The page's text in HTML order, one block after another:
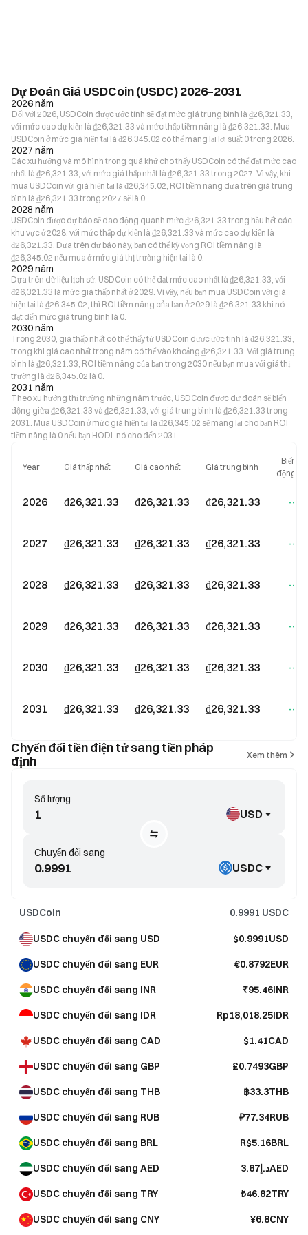
Dự Đoán Giá USDCoin (USDC) 2026–2031
2026 năm
Đối với 2026, USDCoin được ước tính sẽ đạt mức giá trung bình là ₫26,321.33,
với mức cao dự kiến là ₫26,321.33 và mức thấp tiềm năng là ₫26,321.33. Mua
USDCoin ở mức giá hiện tại là ₫26,345.02 có thể mang lại lợi suất 0 trong 2026.
2027 năm
Các xu hướng và mô hình trong quá khứ cho thấy USDCoin có thể đạt mức cao
nhất là ₫26,321.33, với mức giá thấp nhất là ₫26,321.33 trong 2027. Vì vậy, khi
mua USDCoin với giá hiện tại là ₫26,345.02, ROI tiềm năng dựa trên giá trung
bình là ₫26,321.33 trong 2027 sẽ là 0.
2028 năm
USDCoin được dự báo sẽ dao động quanh mức ₫26,321.33 trong hầu hết các
khu vực ở 2028, với mức thấp dự kiến là ₫26,321.33 và mức cao dự kiến là
₫26,321.33. Dựa trên dự báo này, bạn có thể kỳ vọng ROI tiềm năng là
₫26,345.02 nếu mua ở mức giá thị trường hiện tại là 0.
2029 năm
Dựa trên dữ liệu lịch sử, USDCoin có thể đạt mức cao nhất là ₫26,321.33, với
₫26,321.33 là mức giá thấp nhất ở 2029. Vì vậy, nếu bạn mua USDCoin với giá
hiện tại là ₫26,345.02, thì ROI tiềm năng của bạn ở 2029 là ₫26,321.33 khi nó
đạt đến mức giá trung bình là 0.
2030 năm
Trong 2030, giá thấp nhất có thể thấy từ USDCoin được ước tính là ₫26,321.33,
trong khi giá cao nhất trong năm có thể vào khoảng ₫26,321.33. Với giá trung
bình là ₫26,321.33, ROI tiềm năng của bạn trong 2030 nếu bạn mua với giá thị
trường là ₫26,345.02 là 0.
2031 năm
Theo xu hướng thị trường những năm trước, USDCoin được dự đoán sẽ biến
động giữa ₫26,321.33 và ₫26,321.33, với giá trung bình là ₫26,321.33 trong
2031. Mua USDCoin ở mức giá hiện tại là ₫26,345.02 sẽ mang lại cho bạn ROI
tiềm năng là 0 nếu bạn HODL nó cho đến 2031.
Year Giá thấp nhất Giá cao nhất Giá trung bình
Biến
động
2026 ₫26,321.33 ₫26,321.33 ₫26,321.33 --
2027 ₫26,321.33 ₫26,321.33 ₫26,321.33 --
2028 ₫26,321.33 ₫26,321.33 ₫26,321.33 --
2029 ₫26,321.33 ₫26,321.33 ₫26,321.33 --
2030 ₫26,321.33 ₫26,321.33 ₫26,321.33 --
2031 ₫26,321.33 ₫26,321.33 ₫26,321.33 --
Chyển đổi tiền điện tử sang tiền pháp
định
Xem thêm
Chuyển đổi sang
USDC
Số lượng
USD
USDCoin 0.9991 USDC
USDC chuyển đổi sang USD $0.9991USD
USDC chuyển đổi sang EUR €0.8792EUR
USDC chuyển đổi sang INR ₹95.46INR
USDC chuyển đổi sang IDR Rp18,018.25IDR
USDC chuyển đổi sang CAD $1.41CAD
USDC chuyển đổi sang GBP £0.7493GBP
USDC chuyển đổi sang THB ฿33.3THB
USDC chuyển đổi sang RUB ₽77.34RUB
USDC chuyển đổi sang BRL R$5.16BRL
USDC chuyển đổi sang AED د.إ3.67AED
USDC chuyển đổi sang TRY ₺46.82TRY
USDC chuyển đổi sang CNY ¥6.8CNY